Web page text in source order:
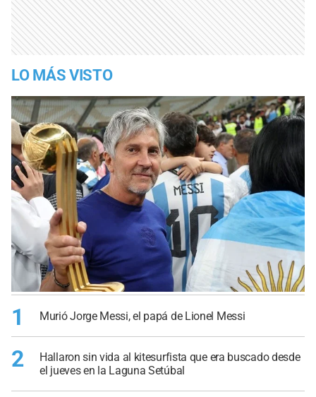
LO MÁS VISTO
1 Murió Jorge Messi, el papá de Lionel Messi
2
Hallaron sin vida al kitesurfista que era buscado desde
el jueves en la Laguna Setúbal